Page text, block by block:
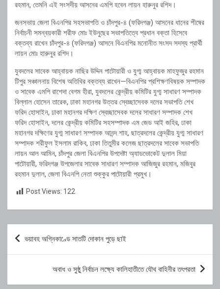
রহমান, তেমনি এই সংসদীয় আসনের এমপি হবেন লায়ন হারুনুর রশিদ।
জনসভায় জেলা বিএনপির সহসভাপতি ও চাঁদপুর-৪ (ফরিদগঞ্জ) আসনের ধানের শীষের
নির্বাচনী সমন্বয়কারী শরীফ মোঃ ইউনুছের সভাপতিত্বে প্রধান বক্তা হিসেবে
বক্তব্য রাখেন চাঁদপুর-৪ (ফরিদগঞ্জ) আসনে বিএনপির মনোনীত সংসদ সদস্য প্রার্থী
লায়ন মোঃ হারুনুর রশিদ।
যুবদলের সাবেক আহ্বায়ক নাছির উদ্দিন পাটোয়ারী ও যুগ্ম আহ্বায়ক মাহফুজুর রহমান
টিপুর সঞ্চালনায় বিশেষ অতিথির বক্তব্য রাখেন—বিএনপির প্রশিক্ষণবিষয়ক সম্পাদক
ও সাবেক এমপি রাশেদা বেগম হীরা, যুবদলের কেন্দ্রীয় কমিটির যুগ্ম সাধারণ সম্পাদক
বিল্লাল হোসেন তারেক, ঢাকা মহানগর উত্তর স্বেচ্ছাসেবক দলের সভাপতি শেখ
ফরিদ হোসাইন, ঢাকা মহানগর দক্ষিণ স্বেচ্ছাসেবক দলের সাধারণ সম্পাদক শেখ
ফরিদ হোসাইন, দলের কেন্দ্রীয় কমিটির সহসম্পাদক এম জেড আই জহির, ঢাকা
মহানগর দক্ষিণের যুগ্ম সাধারণ সম্পাদক আনন্দ শাহ, ছাত্রদলের কেন্দ্রীয় যুগ্ম সাধারণ
সম্পাদক শরীফুল ইসলাম রাকিব, ঢাকা তিতুমীর কলেজ ছাত্রদলের সাবেক সভাপতি
লায়ন আল আমিন, চাঁদপুর জেলা বিএনপির উপদেষ্টা অ্যাডভোকেট দুলাল মিয়া
পাটোয়ারী, ফরিদগঞ্জ উপজেলার সাবেক সাধারণ সম্পাদক আজিজুর রহমান, মজিবুর
রহমান দুলাল, জেলা বিএনপি নেতা শুক্কুর পাটোয়ারী প্রমুখ।
Post Views: 122
Post
navigation
ভয়াবহ অগ্নিকাণ্ডে সাতটি দোকান পুড়ে ছাই
অবাধ ও সুষ্ঠু নির্বাচন লক্ষ্যে কালিহাতীতে যৌথ বাহিনীর তৎপরতা